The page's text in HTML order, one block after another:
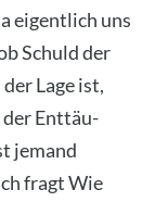
eigent­lich uns
Schuld der
Lage ist,
der Ent­täu­
jemand
fragt Wie